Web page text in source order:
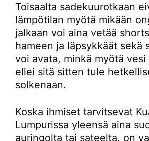
Toisaalta sadekuurotkaan
lämpötilan myötä mikään
jalkaan voi aina vetää
hameen ja läpsykkäät sekä
voi avata, minkä myötä vesi
ellei sitä sitten tule
solkenaan.
Koska ihmiset tarvitsevat
Lumpurissa yleensä aina
auringolta tai sateelta, on